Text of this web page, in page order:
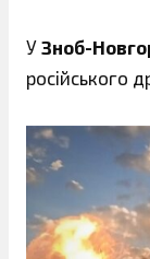
У Зноб-
російського